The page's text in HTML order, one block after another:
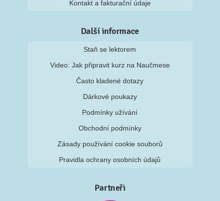
Kontakt a fakturační údaje
Další informace
Staň se lektorem
Video: Jak připravit kurz na Naučmese
Často kladené dotazy
Dárkové poukazy
Podmínky užívání
Obchodní podmínky
Zásady používání cookie souborů
Pravidla ochrany osobních údajů
Partneři